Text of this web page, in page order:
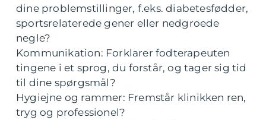
dine problemstillinger, f.eks. diabetesfødder,
sportsrelaterede gener eller nedgroede
negle?
Kommunikation: Forklarer fodterapeuten
tingene i et sprog, du forstår, og tager sig tid
til dine spørgsmål?
Hygiejne og rammer: Fremstår klinikken ren,
tryg og professionel?